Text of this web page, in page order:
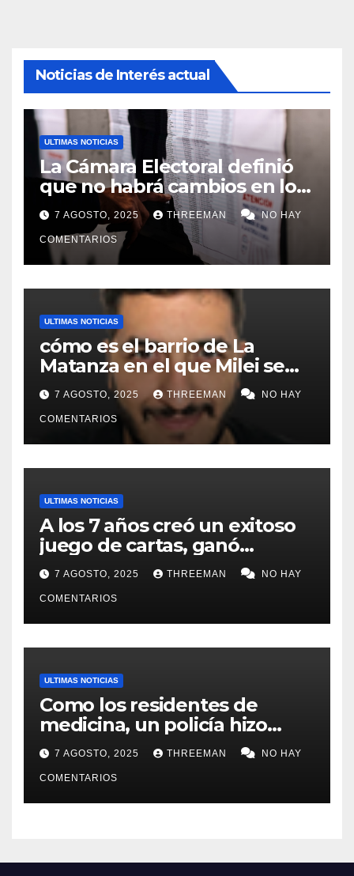
Noticias de Interés actual
ULTIMAS NOTICIAS
La Cámara Electoral definió
que no habrá cambios en los
lugares de votación en La
Matanza
7 AGOSTO, 2025 THREEMAN NO HAY
COMENTARIOS
ULTIMAS NOTICIAS
cómo es el barrio de La
Matanza en el que Milei se
sacó la foto de lanzamiento
de campaña en provincia de
Buenos Aires
7 AGOSTO, 2025 THREEMAN NO HAY
COMENTARIOS
ULTIMAS NOTICIAS
A los 7 años creó un exitoso
juego de cartas, ganó
millones y ahora vendió la
idea para cumplir su sueño
7 AGOSTO, 2025 THREEMAN NO HAY
COMENTARIOS
ULTIMAS NOTICIAS
Como los residentes de
medicina, un policía hizo
trampa en un examen para
obtener un ascenso en Santa
Fe y fue suspendido
7 AGOSTO, 2025 THREEMAN NO HAY
COMENTARIOS